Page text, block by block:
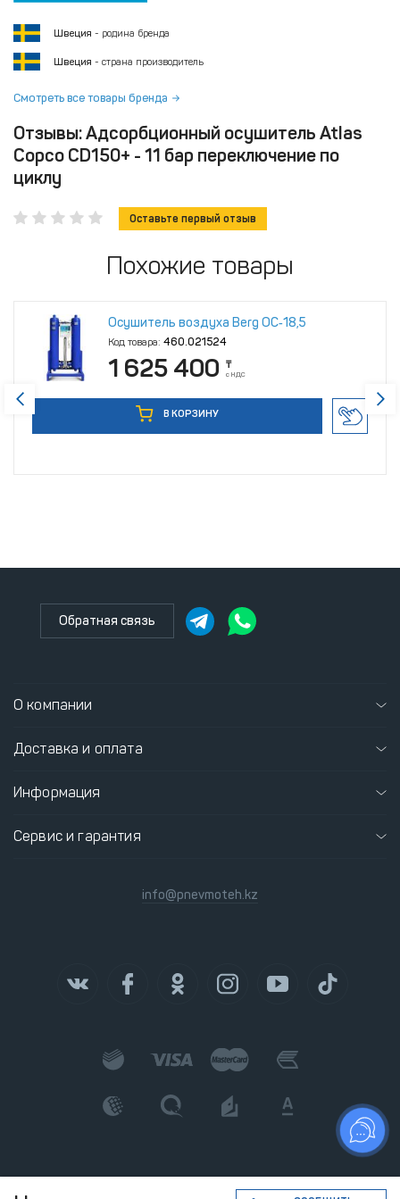
Швеция - родина бренда
Швеция - страна производитель
Смотреть все товары бренда
Отзывы: Адсорбционный осушитель Atlas
Copco CD150+ - 11 бар переключение по
циклу
Оставьте первый отзыв
Похожие товары
Осушитель воздуха Berg ОС‑18,5
Код товара: 460.021524
1 625 400 ₸
с НДС
В КОРЗИНУ
Обратная связь
О компании
Доставка и оплата
Информация
Сервис и гарантия
info@pnevmoteh.kz